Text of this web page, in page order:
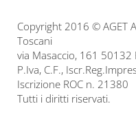
Copyright 2016 © AGET
Toscani
via Masaccio, 161 50132
P.Iva, C.F.,
Iscrizione ROC n. 21380
Tutti i diritti riservati.